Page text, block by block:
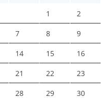
1 2
7 8 9
14 15 16
21 22 23
28 29 30